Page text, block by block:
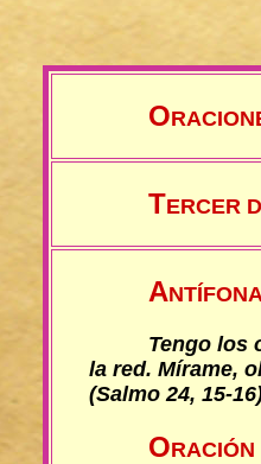
O
TERCER
A
Tengo los
la red. Mírame,
(Salmo 24, 15-
ORACIÓN